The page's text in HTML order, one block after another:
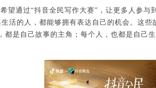
望通过“抖音全民写作大赛”，让更多人参与
活的人，都能够拥有表达自己的机会。这些
都是自己故事的主角；每个人，也都是自己